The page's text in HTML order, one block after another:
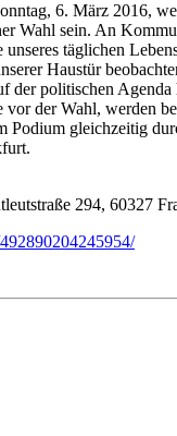
6. März 2016,
Wahl sein. An
täglichen
Haustür
politischen Agenda
der Wahl, werden
Podium gleichzeitig
294, 60327